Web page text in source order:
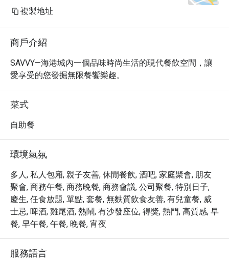
複製地址
商戶介紹
SAVVY—海港城內一個品味時尚生活的現代餐飲空間，讓
愛享受的您發掘無限餐饗樂趣。
菜式
自助餐
環境氣氛
多人, 私人包廂, 親子友善, 休閒餐飲, 酒吧, 家庭聚會, 朋友
聚會, 商務午餐, 商務晚餐, 商務會議, 公司聚餐, 特別日子,
慶生, 任食放題, 單點, 套餐, 無麩質飲食友善, 有兒童餐, 威
士忌, 啤酒, 雞尾酒, 熱鬧, 有沙發座位, 得獎, 熱門, 高質感, 早
餐, 早午餐, 午餐, 晚餐, 宵夜
服務語言